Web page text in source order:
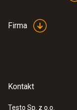
Firma
Kontakt
Testo Sp. z o.o.